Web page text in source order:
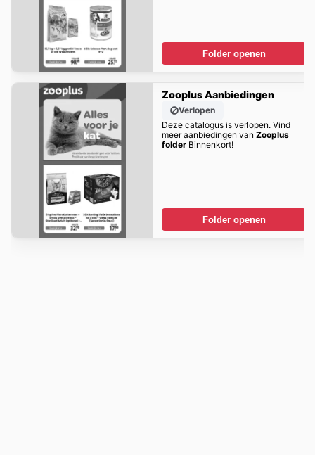
Folder openen
Zooplus Aanbiedingen
Verlopen
Deze catalogus is verlopen. Vind
meer aanbiedingen van Zooplus
folderBinnenkort!
Folder openen